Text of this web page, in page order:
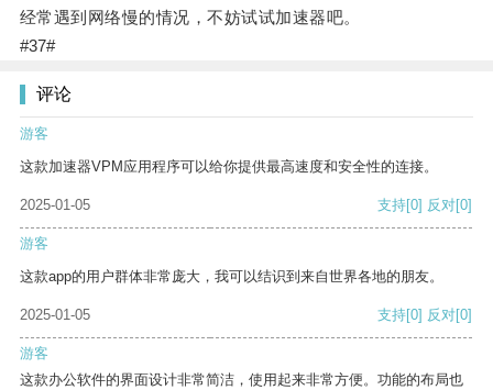
经常遇到网络慢的情况，不妨试试加速器吧。
#37#
评论
游客
这款加速器VPM应用程序可以给你提供最高速度和安全性的连接。
2025-01-05 支持[0] 反对[0]
游客
这款app的用户群体非常庞大，我可以结识到来自世界各地的朋友。
2025-01-05 支持[0] 反对[0]
游客
这款办公软件的界面设计非常简洁，使用起来非常方便。功能的布局也